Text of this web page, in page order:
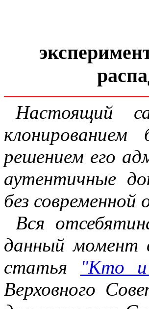
Настоящий
решением его
аутентичные
без
Вся
данный момент
статья
"Кто и
Верховного